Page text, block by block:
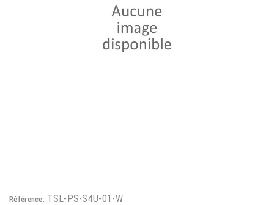
Référence: TSL-PS-S4U-01-W